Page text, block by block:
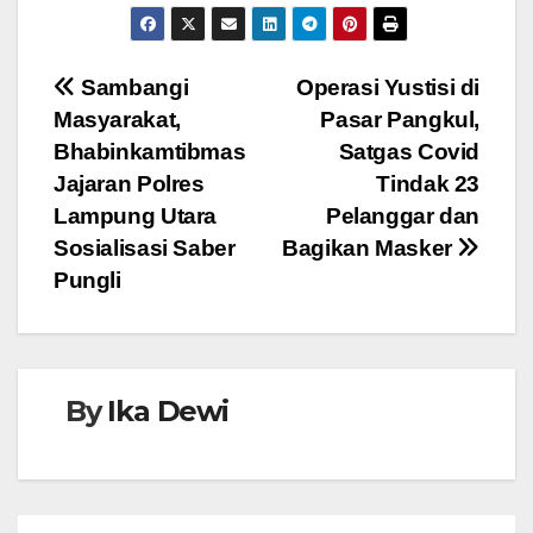
e
b
o
o
k
tt
er
at
p
p
ss
g
e
Navigasi
pos
Operasi Yustisi di
Pasar Pangkul,
Satgas Covid
Tindak 23
Pelanggar dan
Bagikan Masker
Sambangi
Masyarakat,
Bhabinkamtibmas
Jajaran Polres
Lampung Utara
Sosialisasi Saber
Pungli
ByIka Dewi